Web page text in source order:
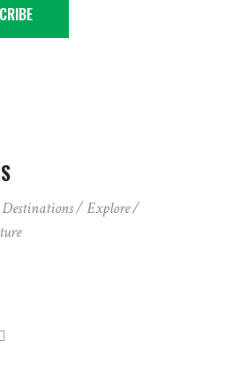
Destinations
Explore